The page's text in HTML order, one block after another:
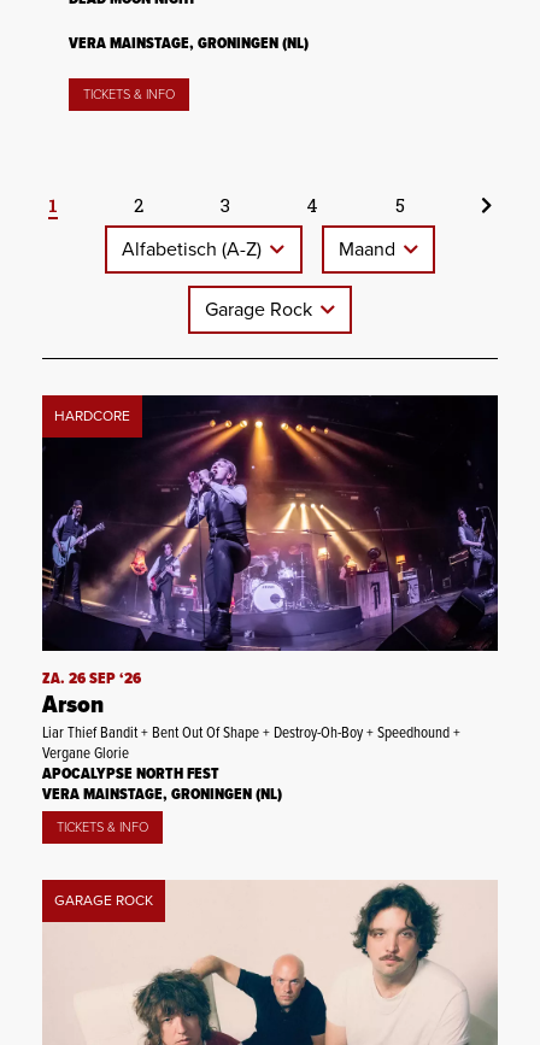
VERA MAINSTAGE, GRONINGEN (NL)
TICKETS & INFO
1 2 3 4
5
Alfabetisch (A-Z)
Maand
Garage Rock
HARDCORE
ZA. 26 SEP ‘26
Arson
Liar Thief Bandit + Bent Out Of Shape + Destroy-Oh-Boy + Speedhound +
Vergane Glorie
APOCALYPSE NORTH FEST
VERA MAINSTAGE, GRONINGEN (NL)
TICKETS & INFO
GARAGE ROCK